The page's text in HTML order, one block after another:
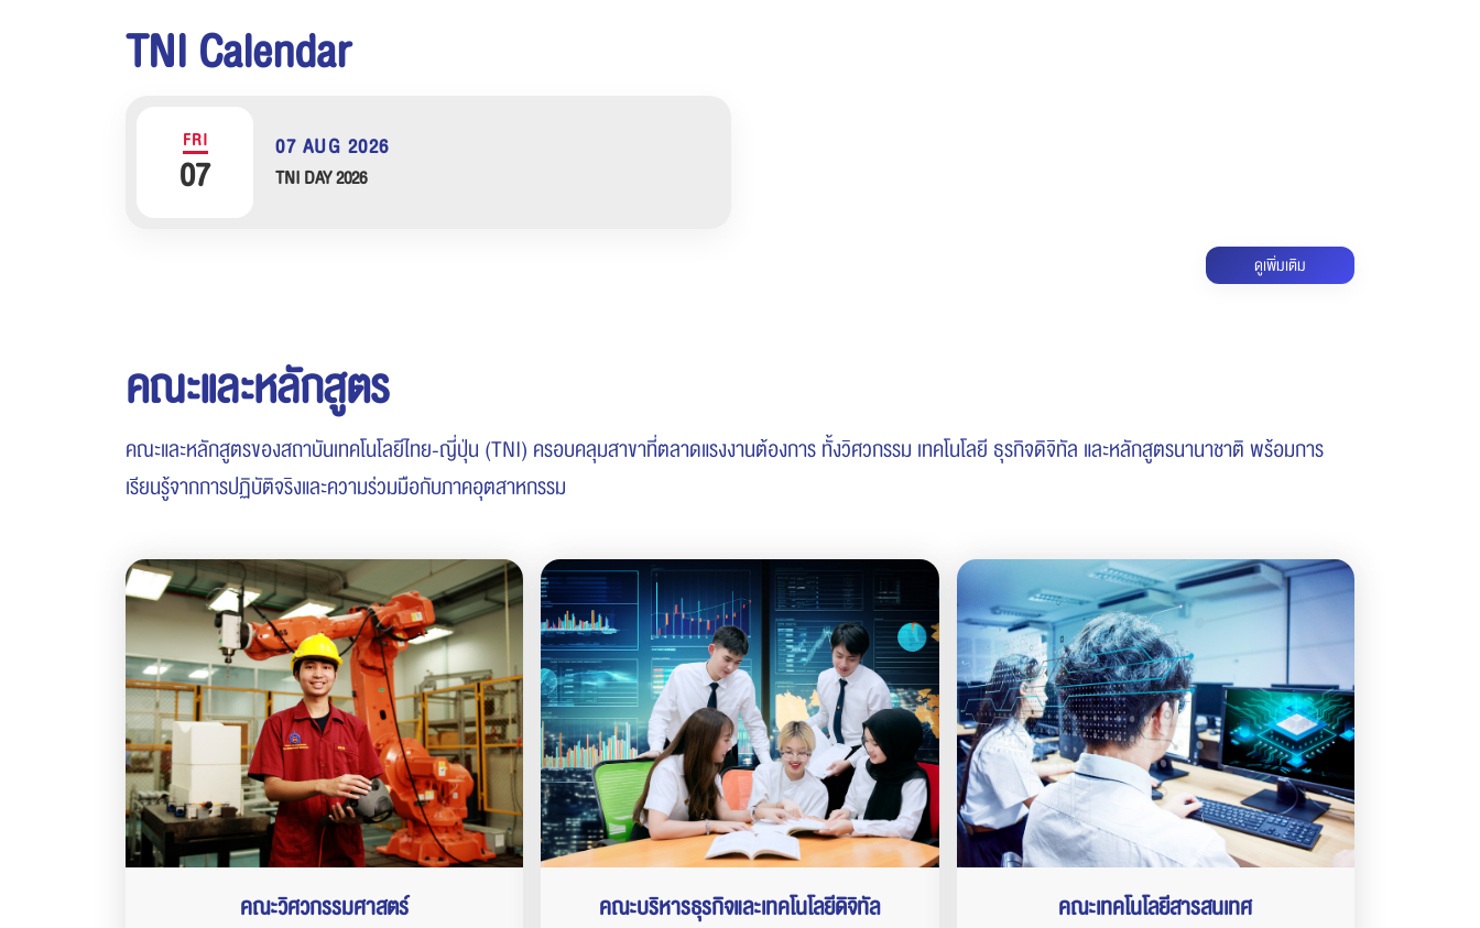
TNI Calendar
FRI
07
07 AUG 2026
TNI DAY 2026
ดูเพิ่มเติม
คณะและหลักสูตร
คณะและหลักสูตรของสถาบันเทคโนโลยีไทย-ญี่ปุ่น (TNI) ครอบคลุมสาขาที่ตลาดแรงงานต้องการ ทั้งวิศวกรรม เทคโนโลยี ธุรกิจดิจิทัล และหลักสูตรนานาชาติ พร้อมการ
เรียนรู้จากการปฏิบัติจริงและความร่วมมือกับภาคอุตสาหกรรม
คณะวิศวกรรมศาสตร์ คณะบริหารธุรกิจและเทคโนโลยีดิจิทัล คณะเทคโนโลยีสารสนเทศ